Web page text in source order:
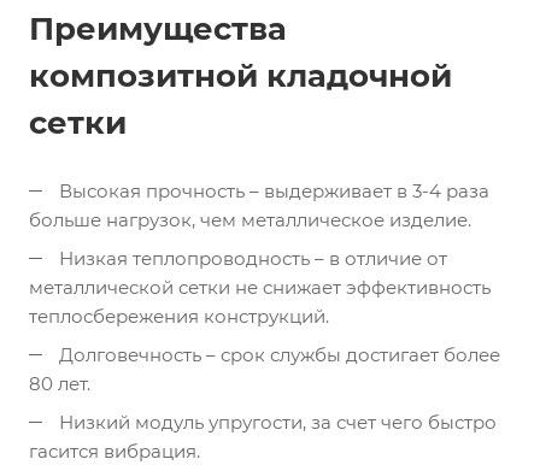
Преимущества
композитной кладочной
сетки
Высокая прочность – выдерживает в 3-4 раза
больше нагрузок, чем металлическое изделие.
Низкая теплопроводность – в отличие от
металлической сетки не снижает эффективность
теплосбережения конструкций.
Долговечность – срок службы достигает более
80 лет.
Низкий модуль упругости, за счет чего быстро
гасится вибрация.